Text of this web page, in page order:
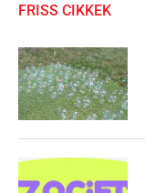
FRISS CIKKEK